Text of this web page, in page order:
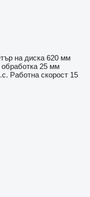
на диска 620 мм
25 мм
Работна скорост 15